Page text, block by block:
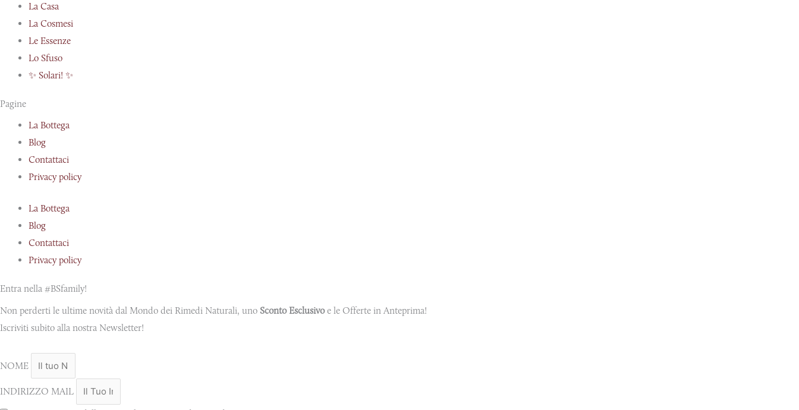
La Casa
La Cosmesi
Le Essenze
Lo Sfuso
✨ Solari! ✨
Pagine
La Bottega
Blog
Contattaci
Privacy policy
La Bottega
Blog
Contattaci
Privacy policy
Entra nella #BSfamily!
Non perderti le ultime novità dal Mondo dei Rimedi Naturali, uno Sconto Esclusivoe le Offerte in Anteprima!
Iscriviti subito alla nostra Newsletter!
NOME
INDIRIZZO MAIL